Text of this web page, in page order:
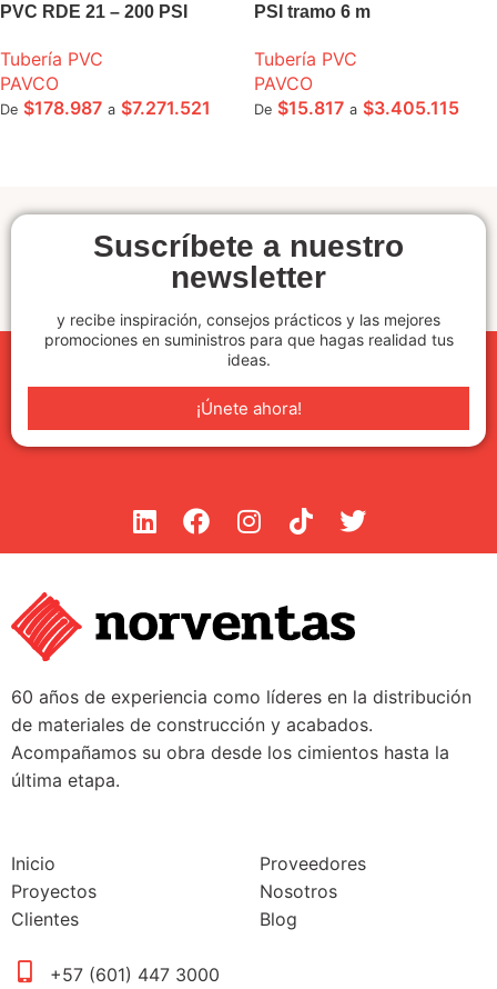
PVC RDE 21 – 200 PSI
Tubería PVC
PAVCO
De $178.987 a $7.271.521
PSI tramo 6 m
Tubería PVC
PAVCO
De $15.817 a $3.405.115
Suscríbete a nuestro
newsletter
y recibe inspiración, consejos prácticos y las mejores
promociones en suministros para que hagas realidad tus
ideas.
¡Únete ahora!
60 años de experiencia como líderes en la distribución
de materiales de construcción y acabados.
Acompañamos su obra desde los cimientos hasta la
última etapa.
Inicio
Proyectos
Clientes
Proveedores
Nosotros
Blog
+57 (601) 447 3000